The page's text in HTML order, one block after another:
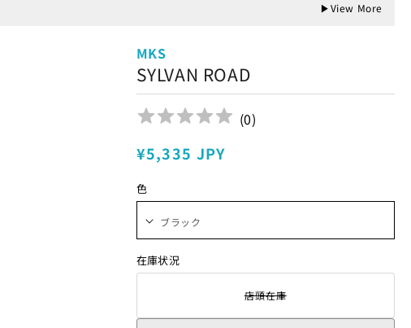
▶View More
MKS
SYLVAN ROAD
(0)
通
価
格
¥5,335 JPY
色
在庫状況
店頭在庫
そ